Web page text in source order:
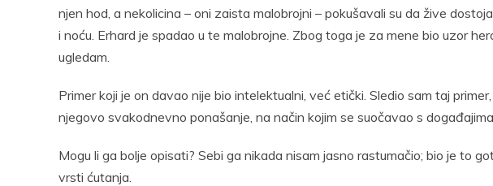
njen hod, a nekolicina – oni zaista malobrojni – pokušavali su da žive
i noću. Erhard je spadao u te malobrojne. Zbog toga je za mene bio uzor
ugledam.
Primer koji je on davao nije bio intelektualni, već etički. Sledio sam taj
njegovo svakodnevno ponašanje, na način kojim se suočavao s
Mogu li ga bolje opisati? Sebi ga nikada nisam jasno rastumačio; bio je to
vrsti ćutanja.